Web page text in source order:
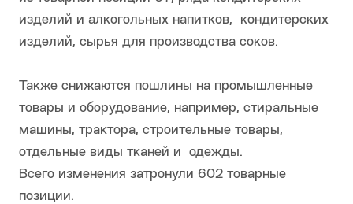
изделий и алкогольных напитков, кондитерских
изделий, сырья для производства соков.
Также снижаются пошлины на промышленные
товары и оборудование, например, стиральные
машины, трактора, строительные товары,
отдельные виды тканей и одежды.
Всего изменения затронули 602 товарные
позиции.